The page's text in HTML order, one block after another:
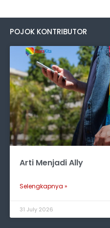
POJOK KONTRIBUTOR
Arti Menjadi Ally
Selengkapnya »
31 July 2026